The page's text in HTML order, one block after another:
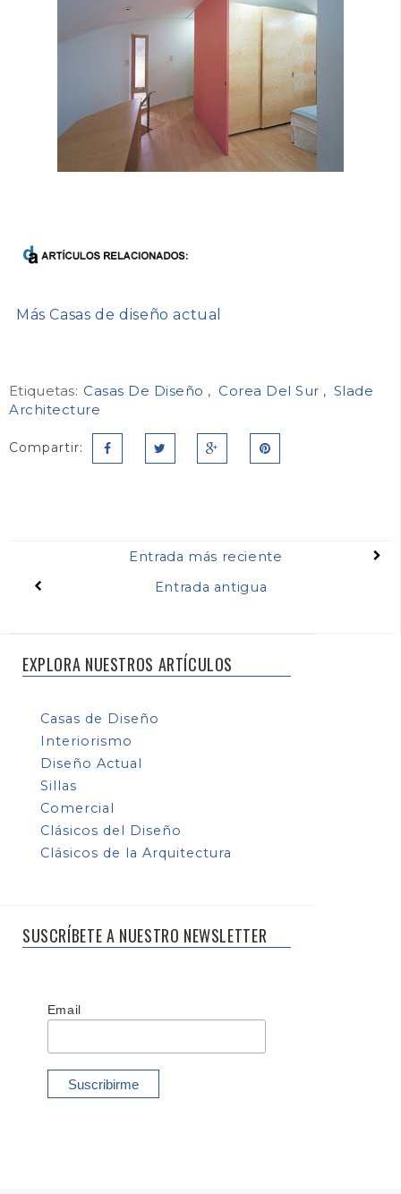
Más Casas de diseño actual
Etiquetas: Casas De Diseño Corea Del Sur
Slade
Architecture
Compartir:
Entrada más reciente
Entrada antigua
EXPLORA NUESTROS ARTÍCULOS
Casas de Diseño
Interiorismo
Diseño Actual
Sillas
Comercial
Clásicos del Diseño
Clásicos de la Arquitectura
SUSCRÍBETE A NUESTRO NEWSLETTER
Email